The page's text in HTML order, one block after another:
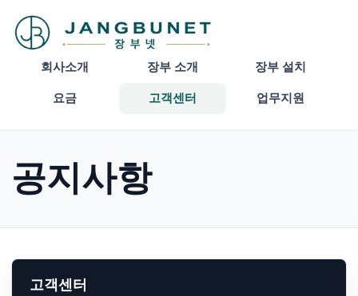
회사소개 장부 소개 장부 설치
요금 고객센터 업무지원
공지사항
고객센터